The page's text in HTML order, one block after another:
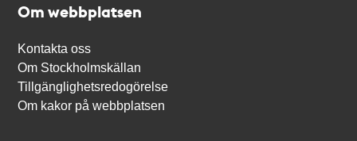
Om webbplatsen
Kontakta oss
Om Stockholmskällan
Tillgänglighetsredogörelse
Om kakor på webbplatsen